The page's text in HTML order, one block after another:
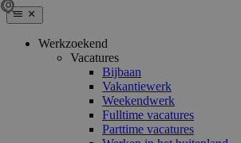
Werkzoekend
Vacatures
Bijbaan
Vakantiewerk
Weekendwerk
Fulltime vacatures
Parttime vacatures